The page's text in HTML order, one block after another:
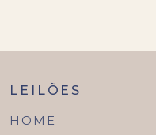
LEILÕES
HOME